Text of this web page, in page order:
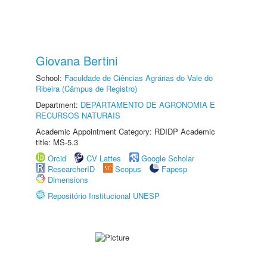
Giovana Bertini
School: Faculdade de Ciências Agrárias do Vale do
Ribeira (Câmpus de Registro)
Department: DEPARTAMENTO DE AGRONOMIA E
RECURSOS NATURAIS
Academic Appointment Category: RDIDP Academic
title: MS-5.3
Orcid
CV Lattes
Google Scholar
ResearcherID
Scopus
Fapesp
Dimensions
Repositório Institucional UNESP